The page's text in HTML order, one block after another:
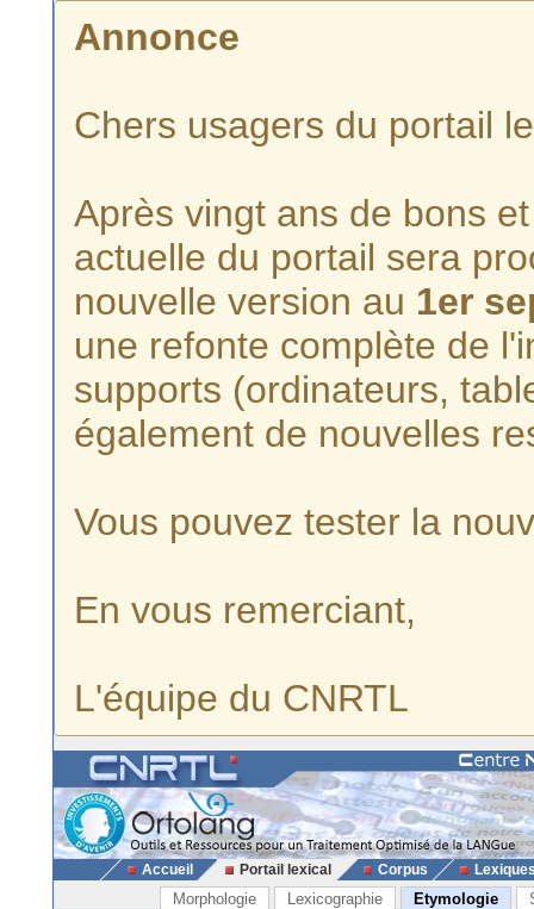
Annonce
Chers usagers du portail
Après vingt ans de bons
actuelle du portail sera
nouvelle version au 1er
une refonte complète de
supports (ordinateurs,
également de nouvelles
Vous pouvez tester la
En vous remerciant,
L'équipe du CNRTL
Accueil Portail lexical Corpus
Morphologie Lexicographie Etymologie